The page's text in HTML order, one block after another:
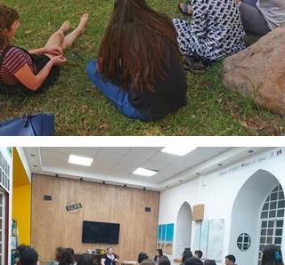
הצטרפו אלינו והשפיע
ו!